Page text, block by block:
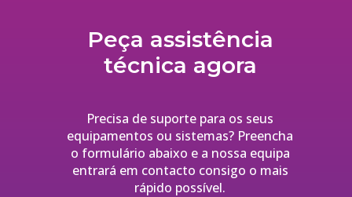
Peça assistência
técnica agora
Precisa de suporte para os seus
equipamentos ou sistemas? Preencha
o formulário abaixo e a nossa equipa
entrará em contacto consigo o mais
rápido possível.